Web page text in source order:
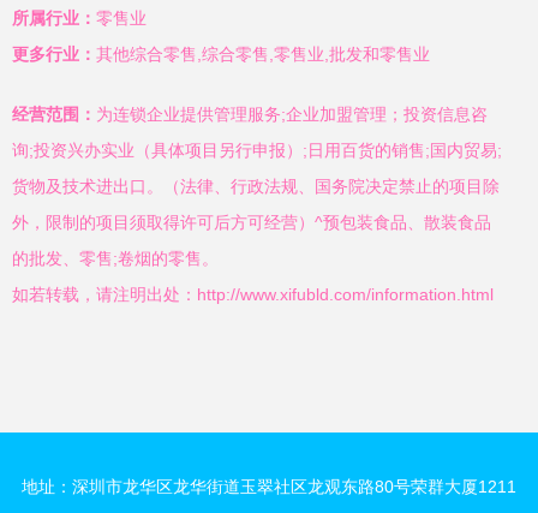
所属行业： 零售业
更多行业： 其他综合零售,综合零售,零售业,批发和零售业
经营范围： 为连锁企业提供管理服务;企业加盟管理；投资信息咨
询;投资兴办实业（具体项目另行申报）;日用百货的销售;国内贸易;
货物及技术进出口。（法律、行政法规、国务院决定禁止的项目除
外，限制的项目须取得许可后方可经营）^预包装食品、散装食品
的批发、零售;卷烟的零售。
如若转载，请注明出处：http://www.xifubld.com/information.html
地址：深圳市龙华区龙华街道玉翠社区龙观东路80号荣群大厦1211